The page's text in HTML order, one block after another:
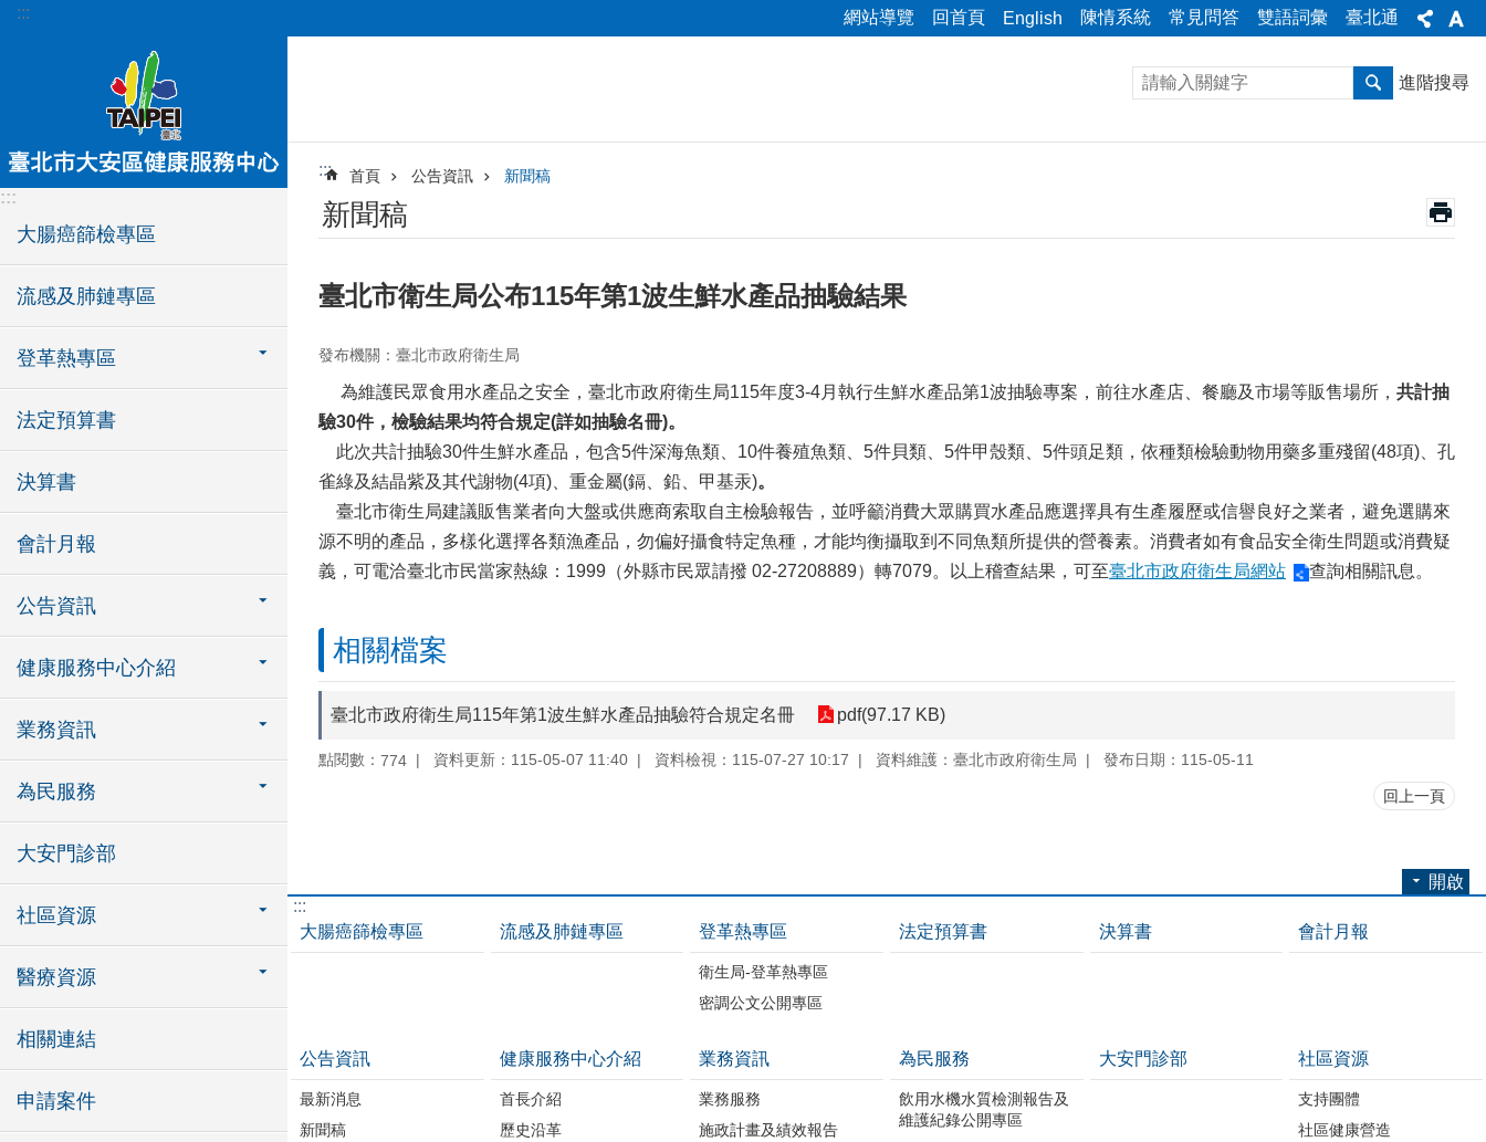
跳到主要內容區塊
::: 網站導覽 回首頁 English 陳情系統 常見問答 雙語詞彙 臺北通
:::
大腸癌篩檢專區
流感及肺鏈專區
登革熱專區
法定預算書
決算書
會計月報
公告資訊
健康服務中心介紹
業務資訊
為民服務
大安門診部
社區資源
醫療資源
相關連結
申請案件
進階搜尋
::: 首頁 公告資訊 新聞稿
新聞稿
臺北市衛生局公布115年第1波生鮮水產品抽驗結果
發布機關：臺北市政府衛生局
為維護民眾食用水產品之安全，臺北市政府衛生局115年度3-4月執行生鮮水產品第1波抽驗專案，前往水產店、餐廳及市場等販售場所， 共計抽
驗30件，檢驗結果均符合規定(詳如抽驗名冊)。
此次共計抽驗30件生鮮水產品，包含5件深海魚類、10件養殖魚類、5件貝類、5件甲殼類、5件頭足類，依種類檢驗動物用藥多重殘留(48項)、孔
雀綠及結晶紫及其代謝物(4項)、重金屬(鎘、鉛、甲基汞)。
臺北市衛生局建議販售業者向大盤或供應商索取自主檢驗報告，並呼籲消費大眾購買水產品應選擇具有生產履歷或信譽良好之業者，避免選購來
源不明的產品，多樣化選擇各類漁產品，勿偏好攝食特定魚種，才能均衡攝取到不同魚類所提供的營養素。消費者如有食品安全衛生問題或消費疑
義，可電洽臺北市民當家熱線：1999（外縣市民眾請撥 02-27208889）轉7079。以上稽查結果，可至臺北市政府衛生局網站 查詢相關訊息。
相關檔案
臺北市政府衛生局115年第1波生鮮水產品抽驗符合規定名冊 pdf(97.17 KB)
點閱數： 774 資料更新：115-05-07 11:40 資料檢視：115-07-27 10:17 資料維護：臺北市政府衛生局 發布日期：115-05-11
回上一頁
開啟
:::
大腸癌篩檢專區
流感及肺鏈專區 登革熱專區
衛生局-登革熱專區
密調公文公開專區
法定預算書 決算書 會計月報
公告資訊
最新消息
新聞稿
健康服務中心介紹
首長介紹
歷史沿革
業務資訊
業務服務
施政計畫及績效報告
為民服務
飲用水機水質檢測報告及
維護紀錄公開專區
大安門診部 社區資源
支持團體
社區健康營造